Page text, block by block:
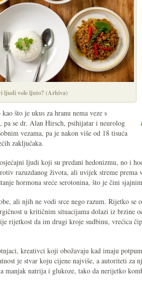
ljudi vole ljuto? (Arhiva)
što je ukus za hranu nema veze s
se dr. Alan Hirsch, psihijatar i neurolog
vezama, pa je nakon više od 18 tisuća
zaključaka.
ljudi koji su predani hedonizmu, no i
razuzdanog života, ali uvijek streme
hormona sreće serotonina, što je čini
ali njih ne vodi srce nego razum. Rijetko se
u kritičnim situacijama dolazi iz brzine
rijetkost da im drugi kroje sudbinu, vrećica
kreativci koji obožavaju kad imaju
je stvar koju cijene najviše, a autoriteti za
manjak natrija i glukoze, tako da nerijetko